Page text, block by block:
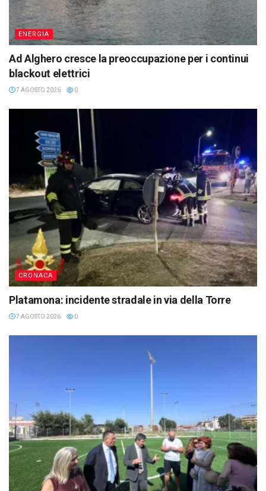
ENERGIA
Ad Alghero cresce la preoccupazione per i continui
blackout elettrici
7 AGOSTO 2026 0
CRONACA
Platamona: incidente stradale in via della Torre
7 AGOSTO 2026 0